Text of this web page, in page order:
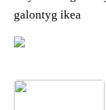
galontyg ikea